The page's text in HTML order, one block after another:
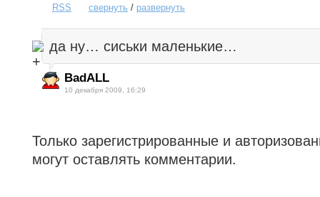
RSS свернуть / развернуть
да ну… сиськи маленькие…
BadALL
10 декабря 2009, 16:29
Только зарегистрированные и
могут оставлять комментарии.